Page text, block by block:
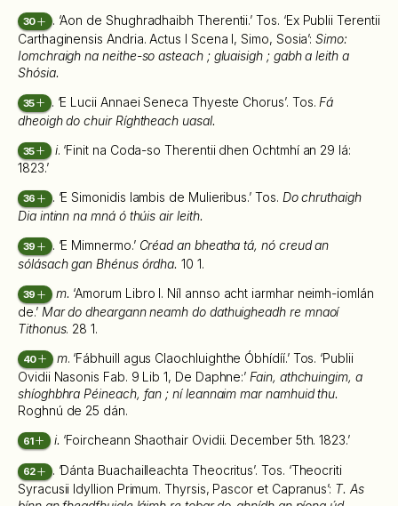
30
. ‘Aon de Shughradhaibh Therentii.’ Tos. ‘Ex Publii Terentii
Carthaginensis Andria. Actus I Scena I, Simo, Sosia’:Simo:
Iomchraigh na neithe-so asteach ; gluaisigh ; gabh a leith a
Shósia.
35 . ‘E Lucii Annaei Seneca Thyeste Chorus’. Tos. Fá
dheoigh do chuir Ríghtheach uasal.
35 i. ‘Finit na Coda-so Therentii dhen Ochtmhí an 29 lá:
1823.’
36 . ‘E Simonidis Iambis de Mulieribus.’ Tos. Do chruthaigh
Dia intinn na mná ó thúis air leith.
39 . ‘E Mimnermo.’ Créad an bheatha tá, nó creud an
sólásach gan Bhénus órdha. 10 1.
39 m. ‘Amorum Libro I. Níl annso acht iarmhar neimh-iomlán
de.’ Mar do dheargann neamh do dathuigheadh re mnaoí
Tithonus. 28 1.
40 m. ‘Fábhuill agus Claochluighthe Óbhídíí.’ Tos. ‘Publii
Ovidii Nasonis Fab. 9 Lib 1, De Daphne:’ Fain, athchuingim, a
shíoghbhra Péineach, fan ; ní leannaim mar namhuid thu.
Roghnú de 25 dán.
61 i. ‘Foircheann Shaothair Ovidii. December 5th. 1823.’
62
. ‘Dánta Buachailleachta Theocritus’. Tos. ‘Theocriti
Syracusii Idyllion Primum. Thyrsis, Pascor et Capranus’: T. As